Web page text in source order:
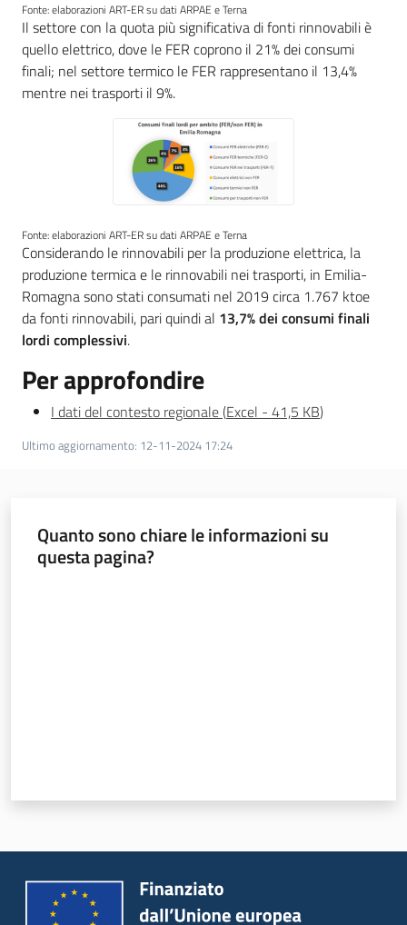
Fonte: elaborazioni ART-ER su dati ARPAE e Terna
Il settore con la quota più significativa di fonti rinnovabili è
quello elettrico, dove le FER coprono il 21% dei consumi
finali; nel settore termico le FER rappresentano il 13,4%
mentre nei trasporti il 9%.
Fonte: elaborazioni ART-ER su dati ARPAE e Terna
Considerando le rinnovabili per la produzione elettrica, la
produzione termica e le rinnovabili nei trasporti, in Emilia-
Romagna sono stati consumati nel 2019 circa 1.767 ktoe
da fonti rinnovabili, pari quindi al 13,7% dei consumi finali
lordi complessivi.
Per approfondire
I dati del contesto regionale(Excel - 41,5 KB)
Ultimo aggiornamento: 12-11-2024 17:24
Quanto sono chiare le informazioni su
questa pagina?